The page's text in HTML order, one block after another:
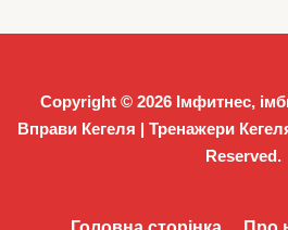
Copyright © 2026 Імфитнес,
Вправи Кегеля | Тренажери
Reserved.